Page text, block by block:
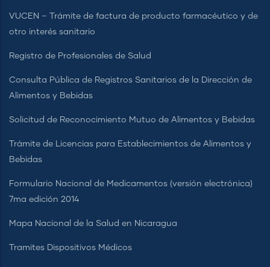
VUCEN – Trámite de factura de producto farmacéutico y de
otro interés sanitario
Registro de Profesionales de Salud
Consulta Pública de Registros Sanitarios de la Dirección de
Alimentos y Bebidas
Solicitud de Reconocimiento Mutuo de Alimentos y Bebidas
Trámite de Licencias para Establecimientos de Alimentos y
Bebidas
Formulario Nacional de Medicamentos (versión electrónica)
7ma edición 2014
Mapa Nacional de la Salud en Nicaragua
Tramites Dispositivos Médicos